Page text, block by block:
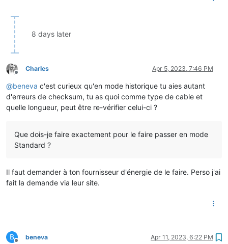
8 days later
Offline
Charles Apr 5, 2023, 7:46 PM
@beneva c'est curieux qu'en mode historique tu aies autant
d'erreurs de checksum, tu as quoi comme type de cable et
quelle longueur, peut être re-vérifier celui-ci ?
Que dois-je faire exactement pour le faire passer en mode
Standard ?
Il faut demander à ton fournisseur d'énergie de le faire. Perso j'ai
fait la demande via leur site.
B beneva Apr 11, 2023, 6:22 PM